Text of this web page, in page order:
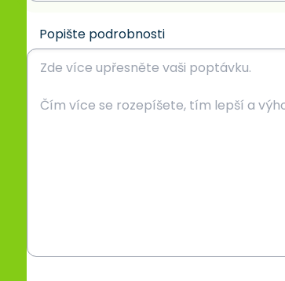
Popište podrobnosti